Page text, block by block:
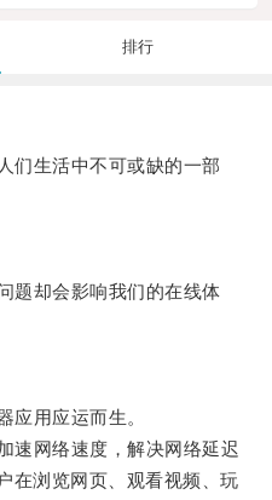
排行
生活中不可或缺的一部
却会影响我们的在线体
用应运而生。
网络速度，解决网络延迟
在浏览网页、观看视频、玩